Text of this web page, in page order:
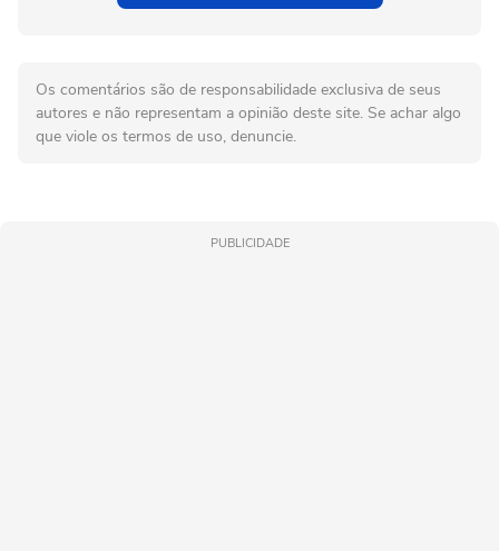
Os comentários são de responsabilidade exclusiva de seus
autores e não representam a opinião deste site. Se achar algo
que viole os termos de uso, denuncie.
PUBLICIDADE